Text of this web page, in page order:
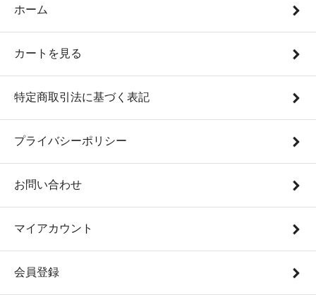
ホーム
カートを見る
特定商取引法に基づく表記
プライバシーポリシー
お問い合わせ
マイアカウント
会員登録